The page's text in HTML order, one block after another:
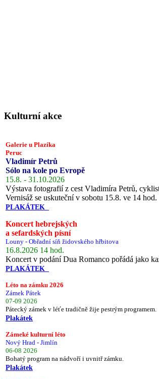
Kulturní akce
Galerie u Plazíka
Peruc
Vladimír Petrů
Sólo na kole po Evropě
15.8. - 31.10.2026
Výstava fotografií z cest Vladimíra Petrů,
Vernisáž se uskuteční v sobotu 15.8. ve 14 hod.
PLAKÁTEK
Koncert hebrejských
a sefardských písní
Louny - Obřadní síň židovského hřbitova
16.8.2026 14 hod.
Koncert v podání Dua Romanco pořádá jako
PLAKÁTEK
Léto na zámku 2026
Zámek Pátek
07-09 2026
Pátecký zámek v léťe tradičně žije pestrým programem.
Plakátek
Zámeké kulturní léto
Nový Hrad - Jimlín
06-08 2026
Bohatý program na nádvoří i uvnitř zámku.
Plakátek